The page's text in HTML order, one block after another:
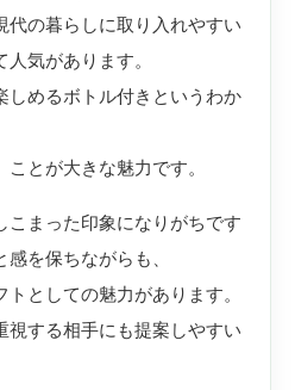
代の暮らしに取り入れやすい
気があります。
しめるボトル付きというわか
ことが大きな魅力です。
こまった印象になりがちです
を保ちながらも、
としての魅力があります。
視する相手にも提案しやすい